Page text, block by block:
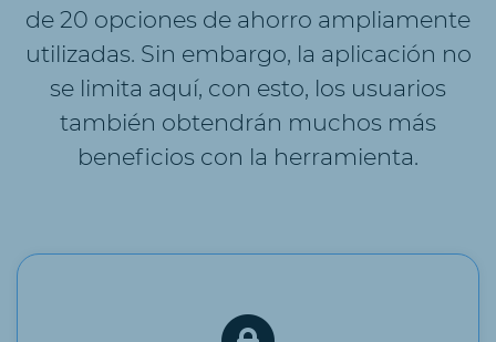
de 20 opciones de ahorro ampliamente
utilizadas. Sin embargo, la aplicación no
se limita aquí, con esto, los usuarios
también obtendrán muchos más
beneficios con la herramienta.